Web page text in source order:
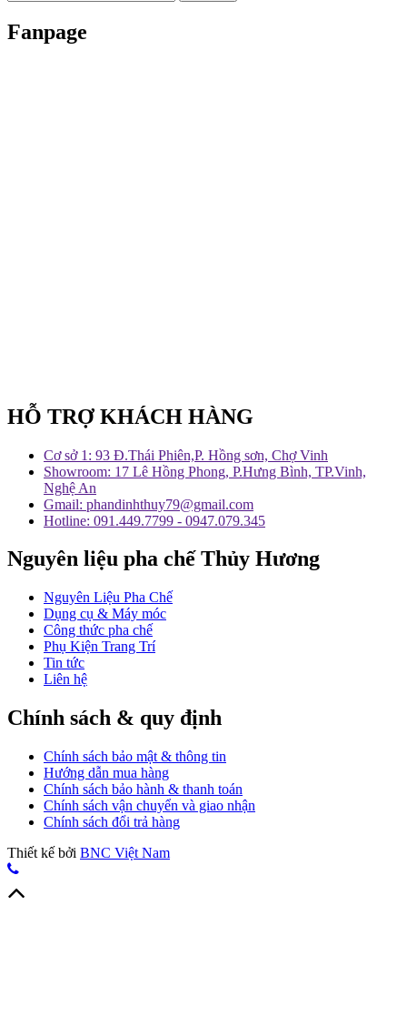
Fanpage
HỖ TRỢ KHÁCH HÀNG
Cơ sở 1: 93 Đ.Thái Phiên,P. Hồng sơn, Chợ Vinh
Showroom: 17 Lê Hồng Phong, P.Hưng Bình, TP.Vinh,
Nghệ An
Gmail: phandinhthuy79@gmail.com
Hotline: 091.449.7799 - 0947.079.345
Nguyên liệu pha chế Thủy Hương
Nguyên Liệu Pha Chế
Dụng cụ & Máy móc
Công thức pha chế
Phụ Kiện Trang Trí
Tin tức
Liên hệ
Chính sách & quy định
Chính sách bảo mật & thông tin
Hướng dẫn mua hàng
Chính sách bảo hành & thanh toán
Chính sách vận chuyển và giao nhận
Chính sách đổi trả hàng
Thiết kế bởi BNC Việt Nam